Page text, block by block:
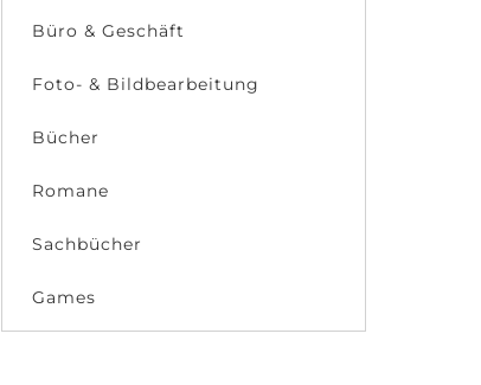
Büro & Geschäft
Foto- & Bildbearbeitung
Bücher
Romane
Sachbücher
Games